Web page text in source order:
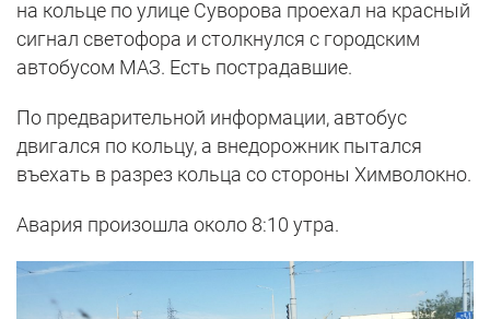
на кольце по улице Суворова проехал на красный
сигнал светофора и столкнулся с городским
автобусом МАЗ. Есть пострадавшие.
По предварительной информации, автобус
двигался по кольцу, а внедорожник пытался
въехать в разрез кольца со стороны Химволокно.
Авария произошла около 8:10 утра.